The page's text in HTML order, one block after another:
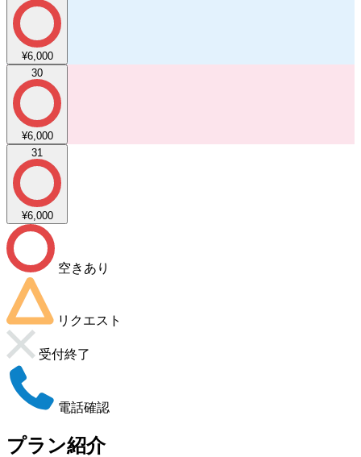
¥6,000
30
¥6,000
31
¥6,000
空きあり
リクエスト
受付終了
電話確認
プラン紹介